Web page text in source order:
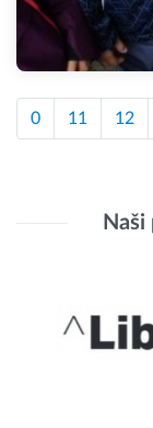
0 11 12